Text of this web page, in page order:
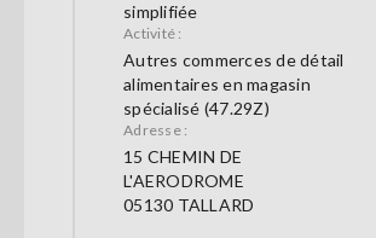
simplifiée
Activité :
Autres commerces de détail
alimentaires en magasin
spécialisé (47.29Z)
Adresse :
15 CHEMIN DE
L'AERODROME
05130 TALLARD